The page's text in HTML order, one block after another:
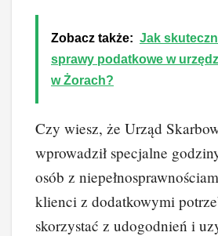
Zobacz także: Jak
sprawy podatkowe w
w Żorach?
Czy wiesz, że Urząd
wprowadził specjalne
osób z
klienci z dodatkowymi
skorzystać z udogodnień i